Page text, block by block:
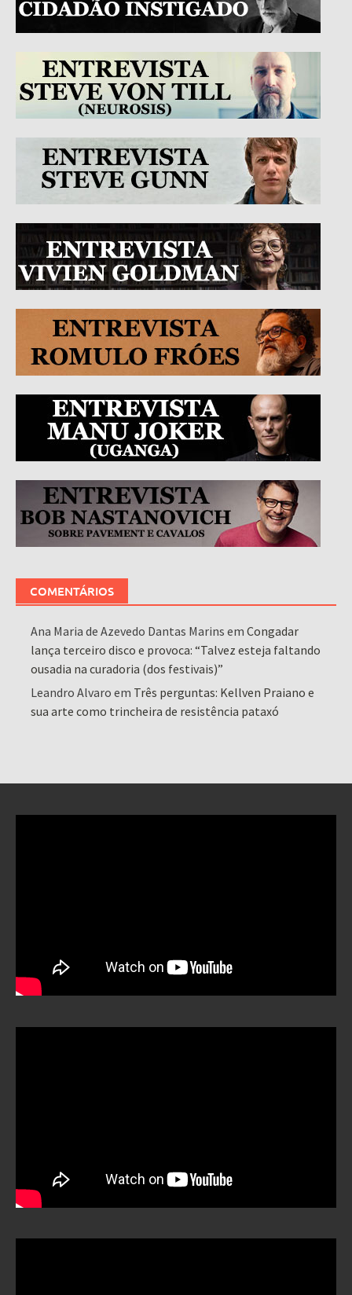
COMENTÁRIOS
Ana Maria de Azevedo Dantas Marins emCongadar
lança terceiro disco e provoca: “Talvez esteja faltando
ousadia na curadoria (dos festivais)”
Leandro Alvaro em Três perguntas: Kellven Praiano e
sua arte como trincheira de resistência pataxó